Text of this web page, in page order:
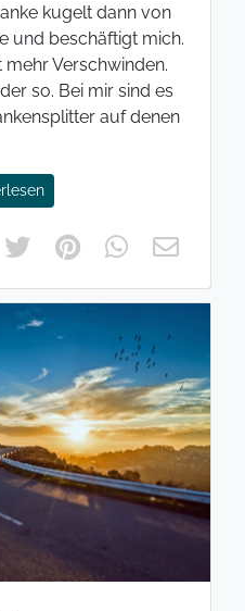
kugelt dann von
und beschäftigt mich.
Verschwinden.
so. Bei mir sind es
auf denen